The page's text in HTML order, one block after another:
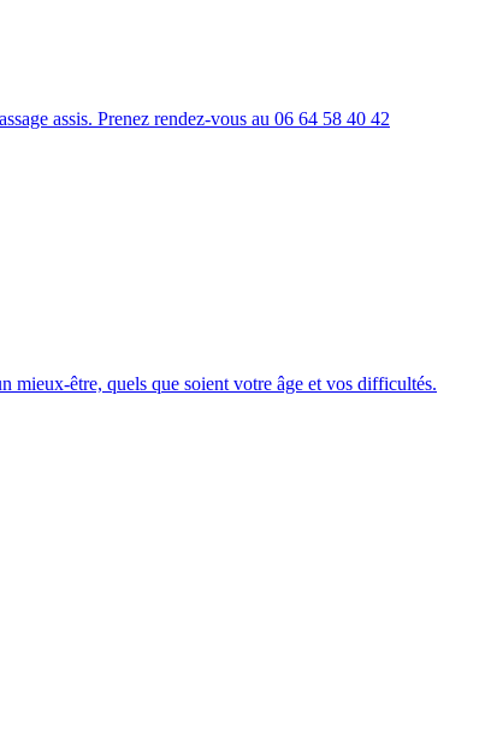
assis. Prenez rendez-vous au 06 64 58 40 42
mieux-être, quels que soient votre âge et vos difficultés.